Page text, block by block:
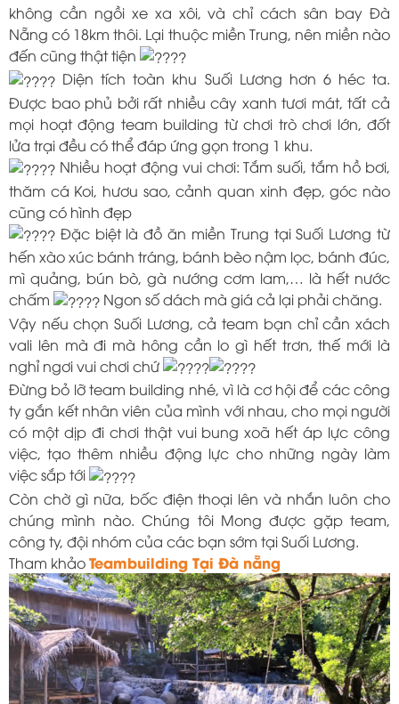
không cần ngồi xe xa xôi, và chỉ cách sân bay Đà
Nẵng có 18km thôi. Lại thuộc miền Trung, nên miền nào
đến cũng thật tiện
Diện tích toàn khu Suối Lương hơn 6 héc ta.
Được bao phủ bởi rất nhiều cây xanh tươi mát, tất cả
mọi hoạt động team building từ chơi trò chơi lớn, đốt
lửa trại đều có thể đáp ứng gọn trong 1 khu.
Nhiều hoạt động vui chơi: Tắm suối, tắm hồ bơi,
thăm cá Koi, hươu sao, cảnh quan xinh đẹp, góc nào
cũng có hình đẹp
Đặc biệt là đồ ăn miền Trung tại Suối Lương từ
hến xào xúc bánh tráng, bánh bèo nậm lọc, bánh đúc,
mì quảng, bún bò, gà nướng cơm lam,… là hết nước
chấm
Ngon số dách mà giá cả lại phải chăng.
Vậy nếu chọn Suối Lương, cả team bạn chỉ cần xách
vali lên mà đi mà hông cần lo gì hết trơn, thế mới là
nghỉ ngơi vui chơi chứ
Đừng bỏ lỡ team building nhé, vì là cơ hội để các công
ty gắn kết nhân viên của mình với nhau, cho mọi người
có một dịp đi chơi thật vui bung xoã hết áp lực công
việc, tạo thêm nhiều động lực cho những ngày làm
việc sắp tới
Còn chờ gì nữa, bốc điện thoại lên và nhắn luôn cho
chúng mình nào. Chúng tôi Mong được gặp team,
công ty, đội nhóm của các bạn sớm tại Suối Lương.
Tham khảoTeambuilding Tại Đà nẵng